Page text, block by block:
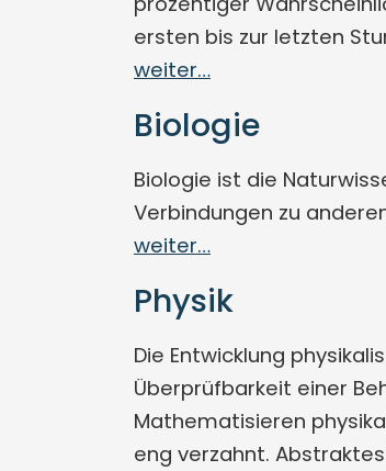
ersten bis zur letzten
weiter…
Biologie
Biologie ist die
Verbindungen zu
weiter…
Physik
Die Entwicklung
Überprüfbarkeit einer
Mathematisieren
eng verzahnt.